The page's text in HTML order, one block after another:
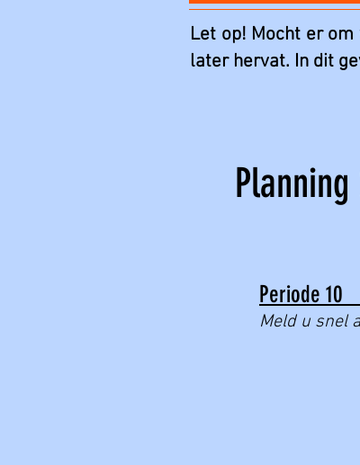
Let op! Mocht er
later hervat. In dit
Periode
Meld u snel